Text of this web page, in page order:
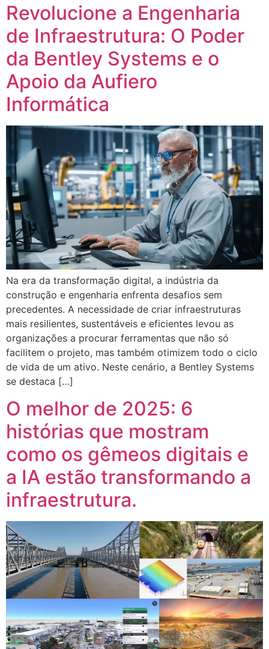
Revolucione a Engenharia
de Infraestrutura: O Poder
da Bentley Systems e o
Apoio da Aufiero
Informática
Na era da transformação digital, a indústria da
construção e engenharia enfrenta desafios sem
precedentes. A necessidade de criar infraestruturas
mais resilientes, sustentáveis e eficientes levou as
organizações a procurar ferramentas que não só
facilitem o projeto, mas também otimizem todo o ciclo
de vida de um ativo. Neste cenário, a Bentley Systems
se destaca […]
O melhor de 2025: 6
histórias que mostram
como os gêmeos digitais e
a IA estão transformando a
infraestrutura.